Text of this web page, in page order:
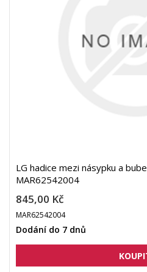
LG hadice mezi násypku a
MAR62542004
845,00 Kč
MAR62542004
Dodání do 7 dnů